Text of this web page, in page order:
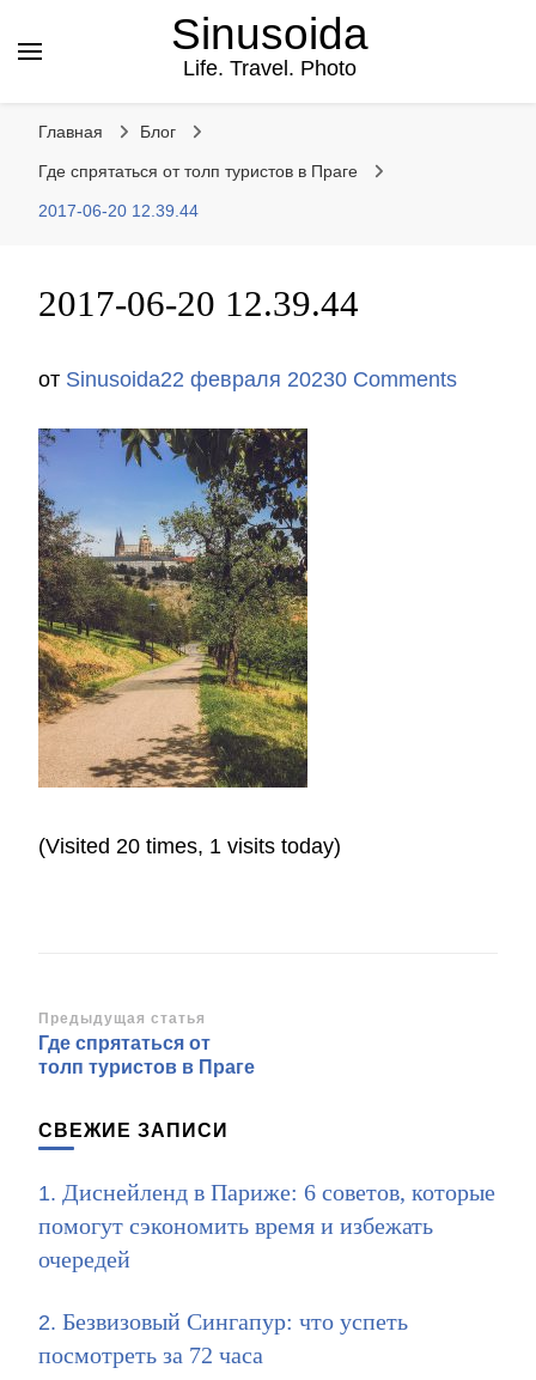
Sinusoida
Life. Travel. Photo
Главная Блог
Где спрятаться от толп туристов в Праге
2017-06-20 12.39.44
2017-06-20 12.39.44
от Sinusoida22 февраля 20230 Comments
(Visited 20 times, 1 visits today)
Навигация
по
Предыдущая статья
Где спрятаться от
толп туристов в Праге
СВЕЖИЕ ЗАПИСИ
Диснейленд в Париже: 6 советов, которые
помогут сэкономить время и избежать
очередей
Безвизовый Сингапур: что успеть
посмотреть за 72 часа